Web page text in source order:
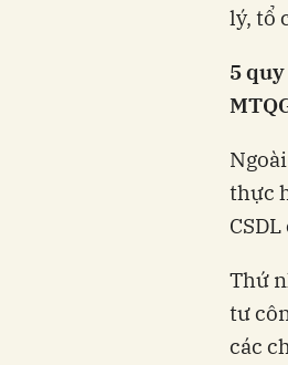
lý, tổ
5
thực
Thứ
tư
các